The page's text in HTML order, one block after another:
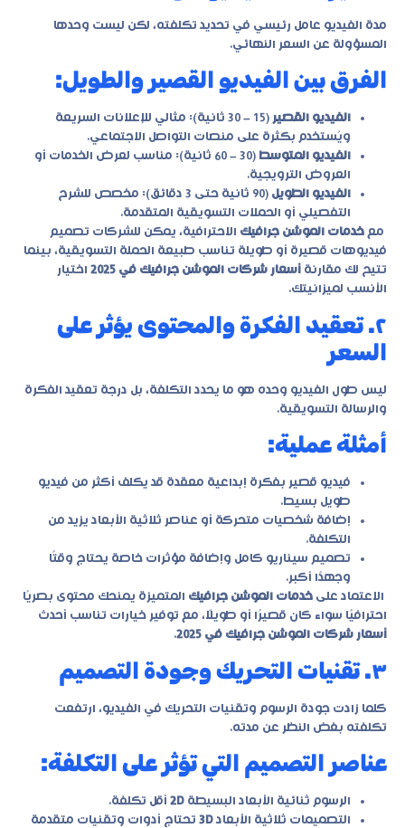
مدة الفيديو عامل رئيسي في تحديد تكلفته، لكن ليست وحدها
المسؤولة عن السعر النهائي.
الفرق بين الفيديو القصير والطويل:
الفيديو القصير
(15 – 30 ثانية): مثالي للإعلانات السريعة
ويُستخدم بكثرة على منصات التواصل الاجتماعي.
الفيديو المتوسط
(30 – 60 ثانية): مناسب لعرض الخدمات أو
العروض الترويجية.
الفيديو الطويل
(90 ثانية حتى 3 دقائق): مخصص للشرح
التفصيلي أو الحملات التسويقية المتقدمة.
مع خدمات الموشن جرافيك الاحترافية، يمكن للشركات تصميم
فيديوهات قصيرة أو طويلة تناسب طبيعة الحملة التسويقية، بينما
تتيح لك مقارنة أسعار شركات الموشن جرافيك في 2025
اختيار
الأنسب لميزانيتك.
٢. تعقيد الفكرة والمحتوى يؤثر على
السعر
ليس طول الفيديو وحده هو ما يحدد التكلفة، بل درجة تعقيد الفكرة
والرسالة التسويقية.
أمثلة عملية:
فيديو قصير بفكرة إبداعية معقدة قد يكلف أكثر من فيديو
طويل بسيط.
إضافة شخصيات متحركة أو عناصر ثلاثية الأبعاد يزيد من
التكلفة.
تصميم سيناريو كامل وإضافة مؤثرات خاصة يحتاج وقتًا
وجهدًا أكبر.
الاعتماد على خدمات الموشن جرافيك المتميزة يمنحك محتوى بصريًا
احترافيًا سواء كان قصيرًا أو طويلًا، مع توفير خيارات تناسب أحدث
أسعار شركات الموشن جرافيك في 2025
.
٣. تقنيات التحريك وجودة التصميم
كلما زادت جودة الرسوم وتقنيات التحريك في الفيديو، ارتفعت
تكلفته بغض النظر عن مدته.
عناصر التصميم التي تؤثر على التكلفة:
الرسوم ثنائية الأبعاد البسيطة 2D أقل تكلفة.
التصميمات ثلاثية الأبعاد 3D تحتاج أدوات وتقنيات متقدمة